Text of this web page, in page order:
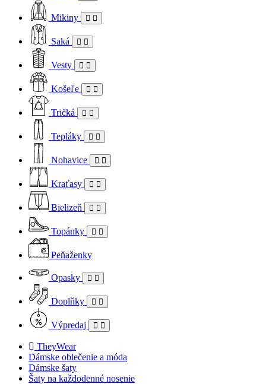
Mikiny
Saká
Vesty
Košeľe
Tričká
Tepláky
Nohavice
Kraťasy
Bielizeň
Topánky
Peňaženky
Opasky
Doplňky
Výpredaj
TheyWear
Dámske oblečenie a móda
Dámske šaty
Šaty na každodenné nosenie